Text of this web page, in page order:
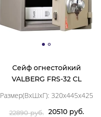
Сейф огнестойкий
VALBERG FRS-32 CL
Размер(ВхШхГ): 320x445x425
22890 руб. 20510 руб.